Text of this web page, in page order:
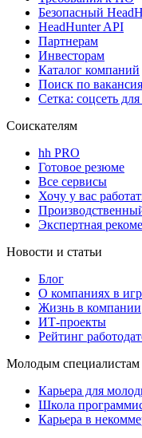
Безопасный
HeadHunter API
Партнерам
Инвесторам
Каталог компаний
Поиск по
Сетка: соцсеть
Соискателям
hh PRO
Готовое резюме
Все сервисы
Хочу у вас
Экспертная
Новости и статьи
Блог
О компаниях в
Жизнь в компании
ИТ-проекты
Рейтинг
Молодым специалистам
Карьера для
Школа
Карьера в